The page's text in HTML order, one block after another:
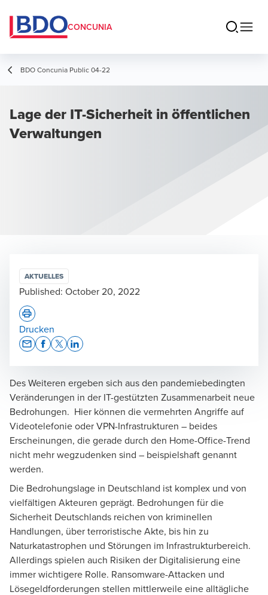
CONCUNIA
BDO Concunia Public 04-22
Lage der IT-Sicherheit in öffentlichen
Verwaltungen
Des Weiteren ergeben sich aus den pandemiebedingten
Veränderungen in der IT-gestützten Zusammenarbeit neue
Bedrohungen. Hier können die vermehrten Angriffe auf
Videotelefonie oder VPN-Infrastrukturen – beides
Erscheinungen, die gerade durch den Home-Office-Trend
nicht mehr wegzudenken sind – beispielshaft genannt
werden.
Die Bedrohungslage in Deutschland ist komplex und von
vielfältigen Akteuren geprägt. Bedrohungen für die
Sicherheit Deutschlands reichen von kriminellen
Handlungen, über terroristische Akte, bis hin zu
Naturkatastrophen und Störungen im Infrastrukturbereich.
Allerdings spielen auch Risiken der Digitalisierung eine
immer wichtigere Rolle. Ransomware-Attacken und
Lösegeldforderungen stellen mittlerweile eine alltägliche
AKTUELLES
Published: October 20, 2022
Drucken